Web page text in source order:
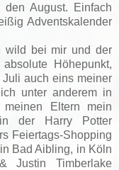
den August. Einfach
Adventskalender
wild bei mir und der
Höhepunkt,
auch eins meiner
unter anderem in
Eltern mein
in der Harry Potter
Feiertags-Shopping
Bad Aibling, in Köln
Justin Timberlake